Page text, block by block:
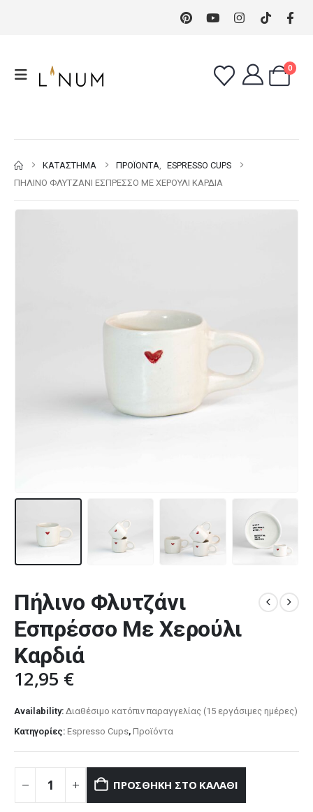
0
ΚΑΤΆΣΤΗΜΑ ΠΡΟΪΌΝΤΑ, ESPRESSO CUPS
ΠΉΛΙΝΟ ΦΛΥΤΖΆΝΙ ΕΣΠΡΈΣΣΟ ΜΕ ΧΕΡΟΎΛΙ ΚΑΡΔΙΆ
Πήλινο Φλυτζάνι
Εσπρέσσο Με Χερούλι
Καρδιά
12,95 €
Availability: Διαθέσιμο κατόπιν παραγγελίας (15 εργάσιμες ημέρες)
Κατηγορίες: Espresso Cups, Προϊόντα
ΠΡΟΣΘΉΚΗ ΣΤΟ ΚΑΛΆΘΙ